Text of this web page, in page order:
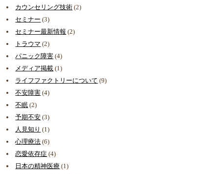
カウンセリング技術 (2)
セミナー (3)
セミナー最新情報 (2)
トラウマ (2)
パニック障害 (4)
メディア掲載 (1)
ライフファクトリーについて (9)
不安障害 (4)
不眠 (2)
予期不安 (3)
人見知り (1)
心理療法 (6)
恋愛依存症 (4)
日本の精神医療 (1)